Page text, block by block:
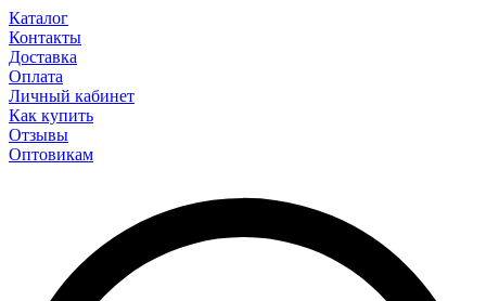
Каталог
Контакты
Доставка
Оплата
Личный кабинет
Как купить
Отзывы
Оптовикам